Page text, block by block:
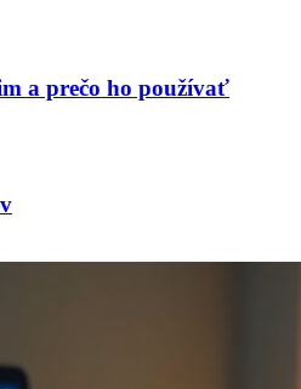
a prečo ho používať